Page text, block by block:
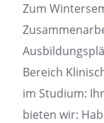
Zum
Bereich
im Studium:
bieten wir: